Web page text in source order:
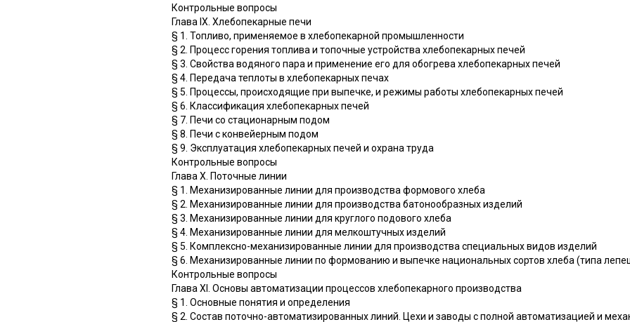
Контрольные вопросы
Глава IX. Хлебопекарные печи
§ 1. Топливо, применяемое в хлебопекарной промышленности
§ 2. Процесс горения топлива и топочные устройства хлебопекарных печей
§ 3. Свойства водяного пара и применение его для обогрева хлебопекарных печей
§ 4. Передача теплоты в хлебопекарных печах
§ 5. Процессы, происходящие при выпечке, и режимы работы хлебопекарных печей
§ 6. Классификация хлебопекарных печей
§ 7. Печи со стационарным подом
§ 8. Печи с конвейерным подом
§ 9. Эксплуатация хлебопекарных печей и охрана труда
Контрольные вопросы
Глава X. Поточные линии
§ 1. Механизированные линии для производства формового хлеба
§ 2. Механизированные линии для производства батонообразных изделий
§ 3. Механизированные линии для круглого подового хлеба
§ 4. Механизированные линии для мелкоштучных изделий
§ 5. Комплексно-механизированные линии для производства специальных видов изделий
§ 6. Механизированные линии по формованию и выпечке национальных сортов хлеба (типа
Контрольные вопросы
Глава XI. Основы автоматизации процессов хлебопекарного производства
§ 1. Основные понятия и определения
§ 2. Состав поточно-автоматизированных линий. Цехи и заводы с полной автоматизацией и